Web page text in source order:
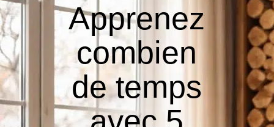
Apprenez
combien
de temps